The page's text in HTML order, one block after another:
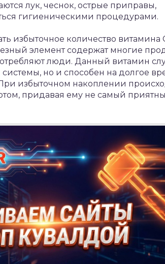
лук, чеснок, острые приправы,
гигиеническими процедурами.
избыточное количество витамина
элемент содержат многие
люди. Данный витамин
но и способен на долгое
избыточном накоплении
придавая ему не самый